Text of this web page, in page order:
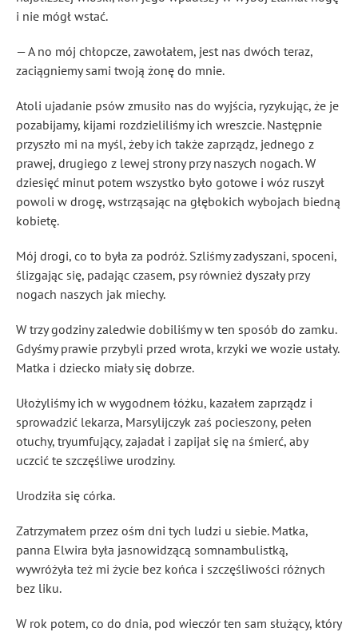
i nie mógł wstać.
— A no mój chłopcze, zawołałem, jest nas dwóch teraz,
zaciągniemy sami twoją żonę do mnie.
Atoli ujadanie psów zmusiło nas do wyjścia, ryzykując, że je
pozabijamy, kijami rozdzieliliśmy ich wreszcie. Następnie
przyszło mi na myśl, żeby ich także zaprządz, jednego z
prawej, drugiego z lewej strony przy naszych nogach. W
dziesięć minut potem wszystko było gotowe i wóz ruszył
powoli w drogę, wstrząsając na głębokich wybojach biedną
kobietę.
Mój drogi, co to była za podróż. Szliśmy zadyszani, spoceni,
ślizgając się, padając czasem, psy również dyszały przy
nogach naszych jak miechy.
W trzy godziny zaledwie dobiliśmy w ten sposób do zamku.
Gdyśmy prawie przybyli przed wrota, krzyki we wozie ustały.
Matka i dziecko miały się dobrze.
Ułożyliśmy ich w wygodnem łóżku, kazałem zaprządz i
sprowadzić lekarza, Marsylijczyk zaś pocieszony, pełen
otuchy, tryumfujący, zajadał i zapijał się na śmierć, aby
uczcić te szczęśliwe urodziny.
Urodziła się córka.
Zatrzymałem przez ośm dni tych ludzi u siebie. Matka,
panna Elwira była jasnowidzącą somnambulistką,
wywróżyła też mi życie bez końca i szczęśliwości różnych
bez liku.
W rok potem, co do dnia, pod wieczór ten sam służący, który